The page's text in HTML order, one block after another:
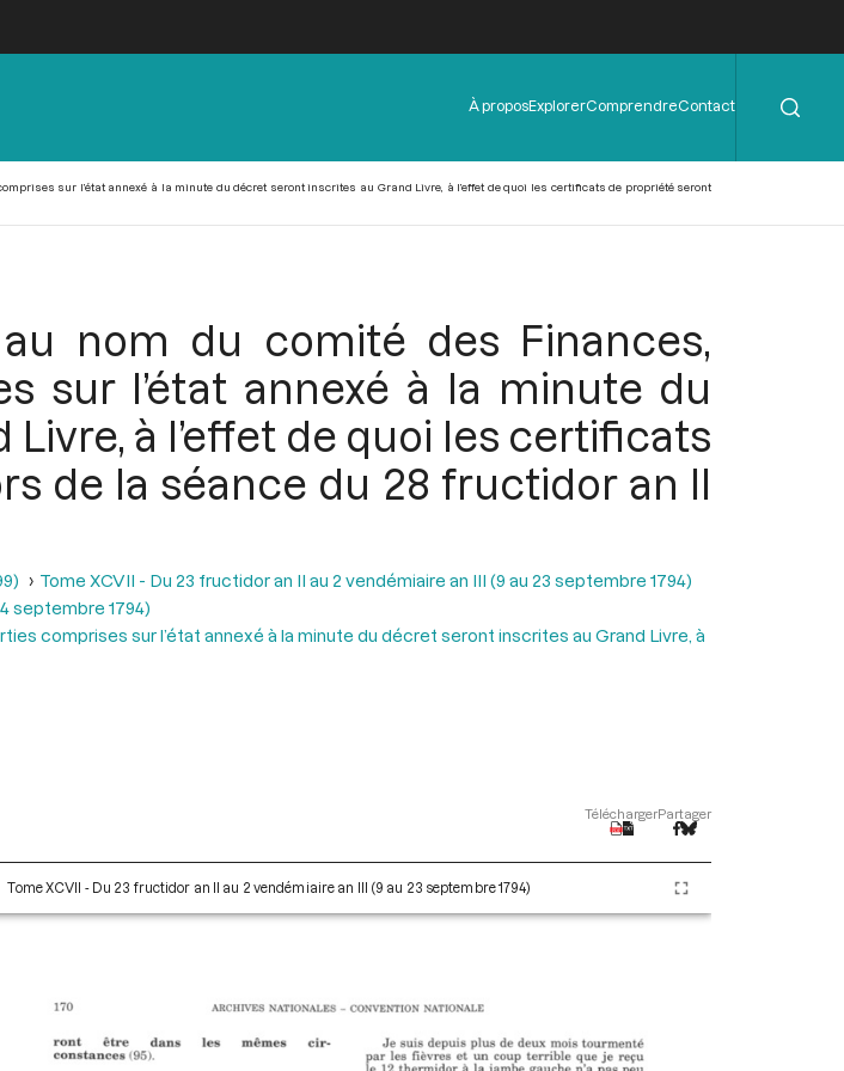
Menu
de
À proposExplorerComprendreContact
sur l’état annexé à la minute du décret seront inscrites au Grand Livre, à l’effet de quoi les certificats de propriété seront
nom du comité des Finances,
sur l’état annexé à la minute du
à l’effet de quoi les certificats
de la séance du 28 fructidor an II
Tome XCVII - Du 23 fructidor an II au 2 vendémiaire an III (9 au 23 septembre 1794)
septembre 1794)
comprises sur l’état annexé à la minute du décret seront inscrites au Grand Livre, à
TéléchargerPartager
Tome XCVII - Du 23 fructidor an II au 2 vendémiaire an III (9 au 23 septembre 1794)